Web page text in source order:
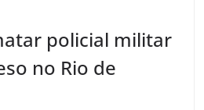
policial militar
no Rio de